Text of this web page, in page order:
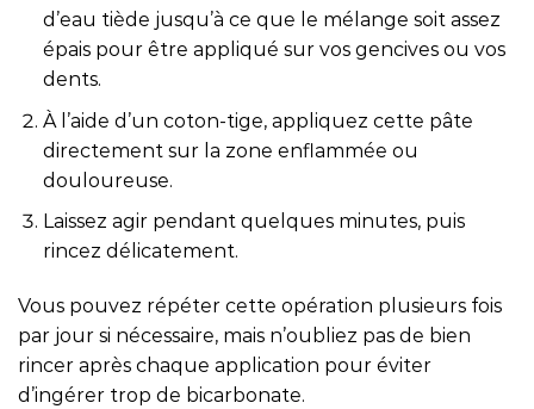
d’eau tiède jusqu’à ce que le mélange soit assez
épais pour être appliqué sur vos gencives ou vos
dents.
À l’aide d’un coton-tige, appliquez cette pâte
directement sur la zone enflammée ou
douloureuse.
Laissez agir pendant quelques minutes, puis
rincez délicatement.
Vous pouvez répéter cette opération plusieurs fois
par jour si nécessaire, mais n’oubliez pas de bien
rincer après chaque application pour éviter
d’ingérer trop de bicarbonate.